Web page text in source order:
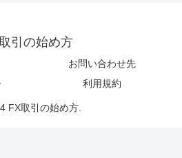
引の始め方
お問い合わせ先
利用規約
FX取引の始め方.